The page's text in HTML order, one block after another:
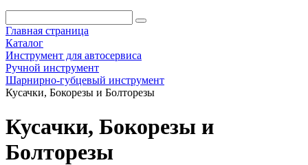
Главная страница
Каталог
Инструмент для автосервиса
Ручной инструмент
Шарнирно-губцевый инструмент
Кусачки, Бокорезы и Болторезы
Кусачки, Бокорезы и
Болторезы